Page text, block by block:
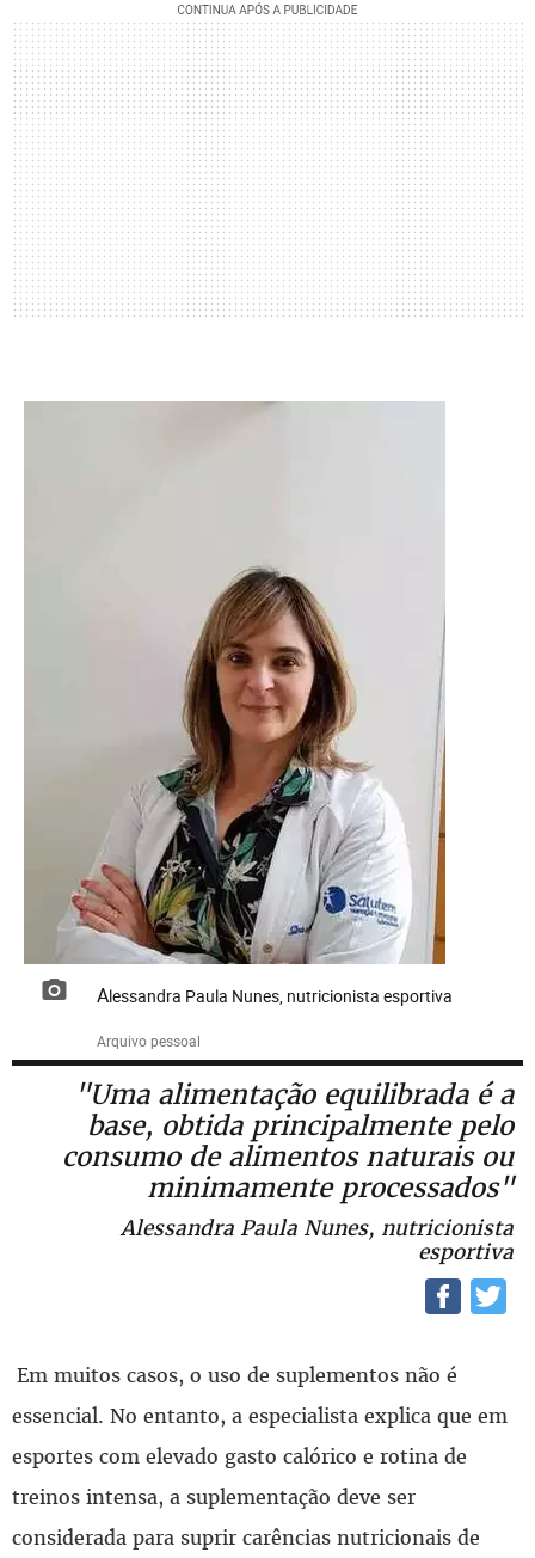
Alessandra Paula Nunes, nutricionista esportiva
Arquivo pessoal
"Uma alimentação equilibrada é a
base, obtida principalmente pelo
consumo de alimentos naturais ou
minimamente processados"
Alessandra Paula Nunes, nutricionista
esportiva
Em muitos casos, o uso de suplementos não é
essencial. No entanto, a especialista explica que em
esportes com elevado gasto calórico e rotina de
treinos intensa, a suplementação deve ser
considerada para suprir carências nutricionais de